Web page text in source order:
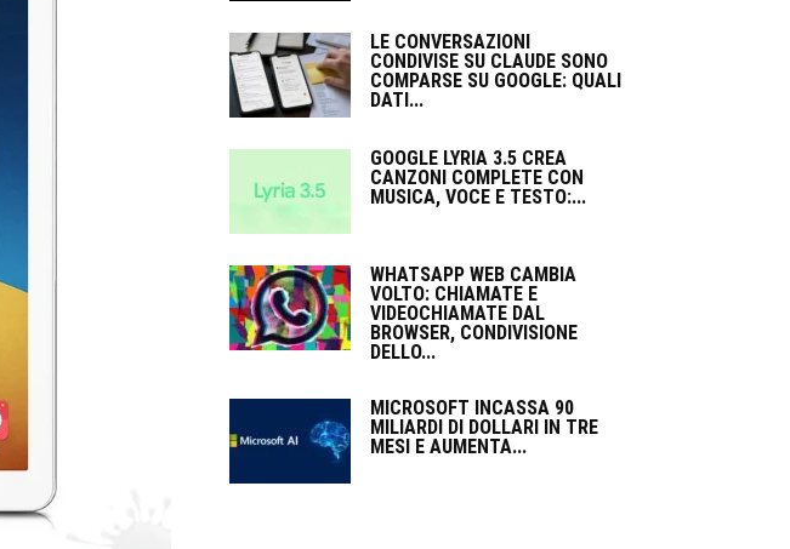
LE CONVERSAZIONI
CONDIVISE SU CLAUDE SONO
COMPARSE SU GOOGLE: QUALI
DATI...
GOOGLE LYRIA 3.5 CREA
CANZONI COMPLETE CON
MUSICA, VOCE E TESTO:...
WHATSAPP WEB CAMBIA
VOLTO: CHIAMATE E
VIDEOCHIAMATE DAL
BROWSER, CONDIVISIONE
DELLO...
MICROSOFT INCASSA 90
MILIARDI DI DOLLARI IN TRE
MESI E AUMENTA...